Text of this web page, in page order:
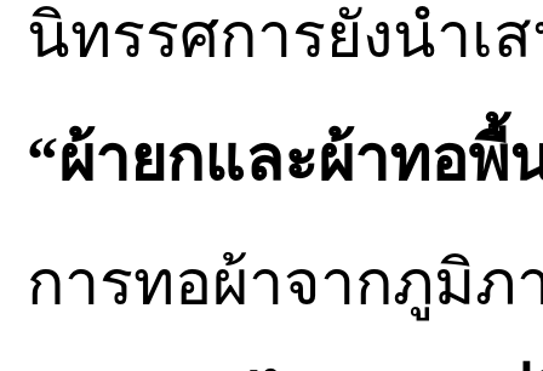
นิทรรศการยังนำเ
“ผ้ายกและผ้าทอพื้
การทอผ้าจากภูมิภ